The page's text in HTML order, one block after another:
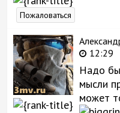
Пожаловаться
12:29
Надо
мысли
может